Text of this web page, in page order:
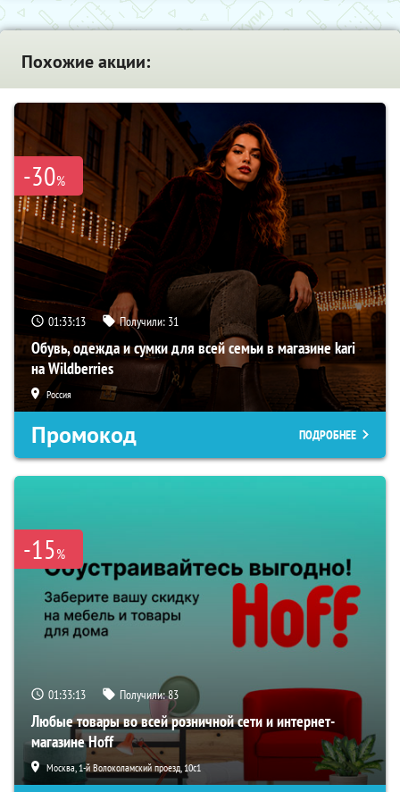
Похожие акции:
-30%
01:33:13 Получили: 31
Обувь, одежда и сумки для всей семьи в магазине kari
на Wildberries
Россия
Промокод ПОДРОБНЕЕ
-15%
01:33:13 Получили:83
Любые товары во всей розничной сети и интернет-
магазине Hoff
Москва, 1-й Волоколамский проезд, 10с1